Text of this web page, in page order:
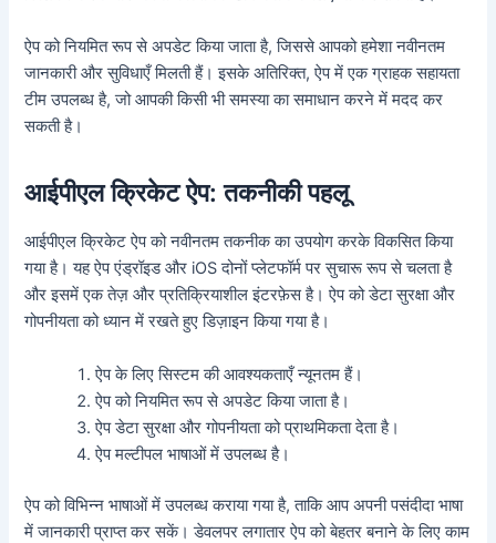
ऐप को नियमित रूप से अपडेट किया जाता है, जिससे आपको हमेशा नवीनतम
जानकारी और सुविधाएँ मिलती हैं। इसके अतिरिक्त, ऐप में एक ग्राहक सहायता
टीम उपलब्ध है, जो आपकी किसी भी समस्या का समाधान करने में मदद कर
सकती है।
आईपीएल क्रिकेट ऐप: तकनीकी पहलू
आईपीएल क्रिकेट ऐप को नवीनतम तकनीक का उपयोग करके विकसित किया
गया है। यह ऐप एंड्रॉइड और iOS दोनों प्लेटफॉर्म पर सुचारू रूप से चलता है
और इसमें एक तेज़ और प्रतिक्रियाशील इंटरफ़ेस है। ऐप को डेटा सुरक्षा और
गोपनीयता को ध्यान में रखते हुए डिज़ाइन किया गया है।
ऐप के लिए सिस्टम की आवश्यकताएँ न्यूनतम हैं।
ऐप को नियमित रूप से अपडेट किया जाता है।
ऐप डेटा सुरक्षा और गोपनीयता को प्राथमिकता देता है।
ऐप मल्टीपल भाषाओं में उपलब्ध है।
ऐप को विभिन्न भाषाओं में उपलब्ध कराया गया है, ताकि आप अपनी पसंदीदा भाषा
में जानकारी प्राप्त कर सकें। डेवलपर लगातार ऐप को बेहतर बनाने के लिए काम